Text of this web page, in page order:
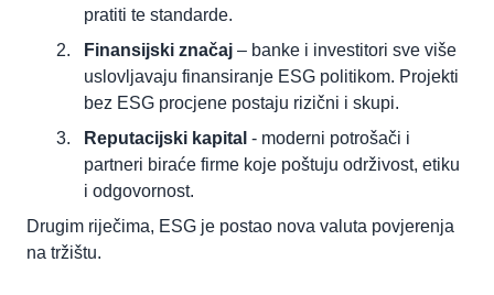
pratiti te standarde.
Finansijski značaj – banke i investitori sve više
uslovljavaju finansiranje ESG politikom. Projekti
bez ESG procjene postaju rizični i skupi.
Reputacijski kapital - moderni potrošači i
partneri biraće firme koje poštuju održivost, etiku
i odgovornost.
Drugim riječima, ESG je postao nova valuta povjerenja
na tržištu.